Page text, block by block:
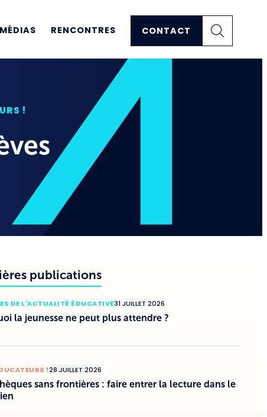
RENCONTRES CONTACT
!
publications
DE L'ACTUALITÉ ÉDUCATIVE31 JUILLET 2026
la jeunesse ne peut plus attendre ?
!28 JUILLET 2026
sans frontières : faire entrer la lecture dans le